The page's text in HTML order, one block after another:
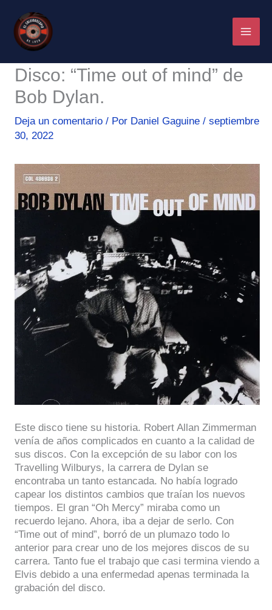
contenido
Disco: “Time out of mind” de
Bob Dylan.
Deja un comentario / Por Daniel Gaguine / septiembre
30, 2022
Este disco tiene su historia. Robert Allan Zimmerman
venía de años complicados en cuanto a la calidad de
sus discos. Con la excepción de su labor con los
Travelling Wilburys, la carrera de Dylan se
encontraba un tanto estancada. No había logrado
capear los distintos cambios que traían los nuevos
tiempos. El gran “Oh Mercy” miraba como un
recuerdo lejano. Ahora, iba a dejar de serlo. Con
“Time out of mind”, borró de un plumazo todo lo
anterior para crear uno de los mejores discos de su
carrera. Tanto fue el trabajo que casi termina viendo a
Elvis debido a una enfermedad apenas terminada la
grabación del disco.